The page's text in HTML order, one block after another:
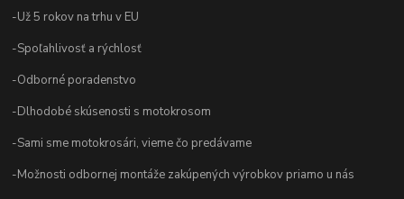
-Už 5 rokov na trhu v EU
-Spoľahlivosť a rýchlosť
-Odborné poradenstvo
-Dlhodobé skúsenosti s motokrosom
-Sami sme motokrosári, vieme čo predávame
-Možnosti odbornej montáže zakúpených výrobkov priamo u nás